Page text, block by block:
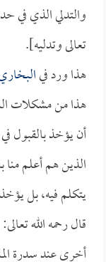
والتدلي الذي في
تعالى وتدليه].
هذا ورد في
هذا من مشكلات
أن يؤخذ بالقبول
الذين هم أعلم منا
يتكلم فيه، بل
قال رحمه الله
أخرى عند سدرة